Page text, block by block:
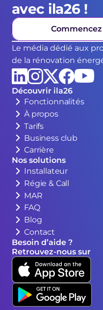
avec ila26 !
Le média dédié aux
de la rénovation
Découvrir ila26
Fonctionnalités
À propos
Tarifs
Business club
Carrière
Nos solutions
Installateur
Régie & Call
MAR
FAQ
Blog
Contact
Besoin d’aide ?
Retrouvez-nous sur